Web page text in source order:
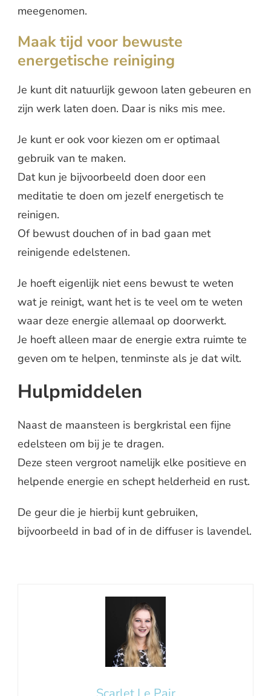
meegenomen.
Maak tijd voor bewuste
energetische reiniging
Je kunt dit natuurlijk gewoon laten gebeuren en
zijn werk laten doen. Daar is niks mis mee.
Je kunt er ook voor kiezen om er optimaal
gebruik van te maken.
Dat kun je bijvoorbeeld doen door een
meditatie te doen om jezelf energetisch te
reinigen.
Of bewust douchen of in bad gaan met
reinigende edelstenen.
Je hoeft eigenlijk niet eens bewust te weten
wat je reinigt, want het is te veel om te weten
waar deze energie allemaal op doorwerkt.
Je hoeft alleen maar de energie extra ruimte te
geven om te helpen, tenminste als je dat wilt.
Hulpmiddelen
Naast de maansteen is bergkristal een fijne
edelsteen om bij je te dragen.
Deze steen vergroot namelijk elke positieve en
helpende energie en schept helderheid en rust.
De geur die je hierbij kunt gebruiken,
bijvoorbeeld in bad of in de diffuser is lavendel.